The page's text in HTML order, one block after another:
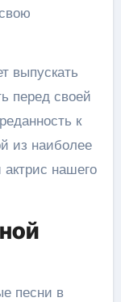
выпускать
перед своей
к
из наиболее
нашего
песни в